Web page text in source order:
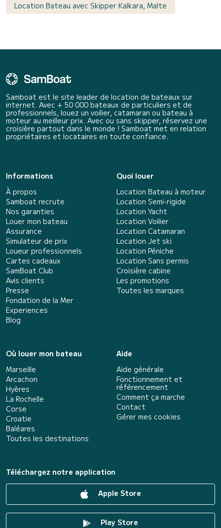
Location Bateau avec Skipper Kalkara, Malte
Samboat est le site leader de location de bateaux sur
internet. Avec + 50 000 bateaux de particuliers et de
professionnels, louez un voilier, catamaran ou bateau à
moteur au meilleur prix. Avec ou sans skipper, réservez une
croisière partout dans le monde ! Samboat met en relation
propriétaires et locataires en toute confiance.
Informations
À propos
Samboat recrute
Nos garanties
Louer mon bateau
Assurance
Simulateur de prix
Loueur professionnels
Cartes cadeaux
SamBoat Club
Avis clients
Presse
Fondation de la Mer
Experiences
Blog
Quoi louer
Location Bateau à moteur
Location Semi-rigide
Location Yacht
Location Voilier
Location Catamaran
Location Jet ski
Location Péniche
Location Sans permis
Croisière cabine
Les promotions
Toutes les marques
Où louer mon bateau
Marseille
Arcachon
Hyères
La Rochelle
Corse
Croatie
Baléares
Toutes les destinations
Aide
Aide générale
Fonctionnement et
référencement
Comment ça marche
Contact
Gérer mes cookies
Téléchargez notre application
Apple Store
Play Store